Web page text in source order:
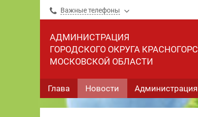
Важные телефоны
АДМИНИСТРАЦИЯ
ГОРОДСКОГО ОКРУГА
МОСКОВСКОЙ ОБЛАСТИ
Глава Новости Администрация